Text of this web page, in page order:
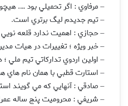
– مرفاوي : اگر تحميلي بود ….
– تيم جديدم ليگ برتري است.
– حجازي : اهميت ندارد قلعه نويي
– خبر ويژه ؛ تغييرات در هيات
– اولين اردوي تداركاتي تيم ملي
– استارت قطبي با همان نام هاي
– صادقي : آنهايي كه مي گويند
– شريفي : محروميت پنج ساله